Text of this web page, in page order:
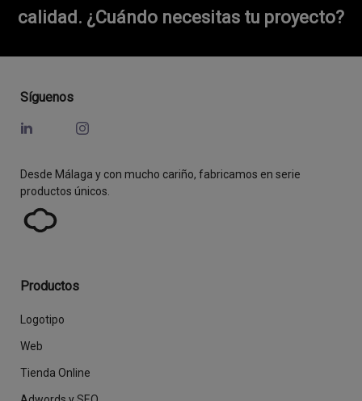
calidad. ¿Cuándo necesitas tu proyecto?
Síguenos
Desde Málaga y con mucho cariño, fabricamos en serie
productos únicos.
Productos
Logotipo
Web
Tienda Online